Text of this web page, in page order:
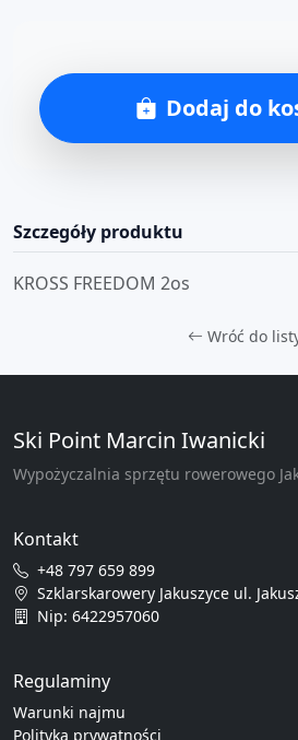
Dodaj do
Szczegóły produktu
KROSS FREEDOM 2os
Wróć do
Ski Point Marcin Iwanicki
Wypożyczalnia sprzętu rowerowego
Kontakt
+48 797 659 899
Szklarskarowery Jakuszyce ul.
Nip: 6422957060
Regulaminy
Warunki najmu
Polityka prywatności